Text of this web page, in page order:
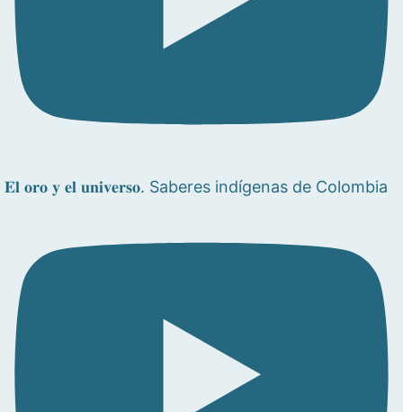
𝐄𝐥 𝐨𝐫𝐨 𝐲 𝐞𝐥 𝐮𝐧𝐢𝐯𝐞𝐫𝐬𝐨. Saberes indígenas de Colombia